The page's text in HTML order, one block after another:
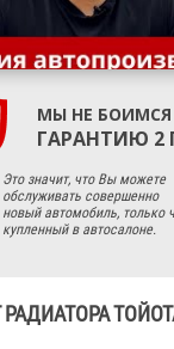
МЫ НЕ
ГАРАНТИЮ 2
Это значит, что Вы можете
обслуживать совершенно
новый автомобиль, только
купленный в автосалоне.